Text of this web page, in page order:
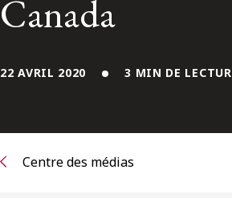
S’abonner
Canada
22 AVRIL 2020 3 MIN DE
Centre des médias